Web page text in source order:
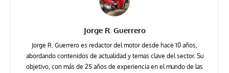
Jorge R. Guerrero
Jorge R. Guerrero es redactor del motor desde hace 10 años,
abordando contenidos de actualidad y temas clave del sector. Su
objetivo, con más de 25 años de experiencia en el mundo de las